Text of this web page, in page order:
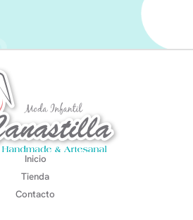
Inicio
Tienda
Contacto